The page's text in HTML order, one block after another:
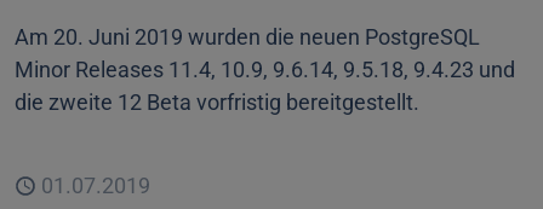
Am 20. Juni 2019 wurden die neuen PostgreSQL
Minor Releases 11.4, 10.9, 9.6.14, 9.5.18, 9.4.23 und
die zweite 12 Beta vorfristig bereitgestellt.
Veröffentlicht
01.07.2019